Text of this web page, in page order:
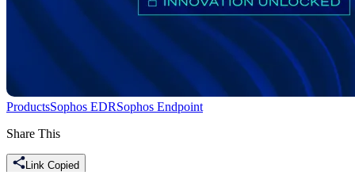
ProductsSophos EDRSophos Endpoint
Share This
Link Copied